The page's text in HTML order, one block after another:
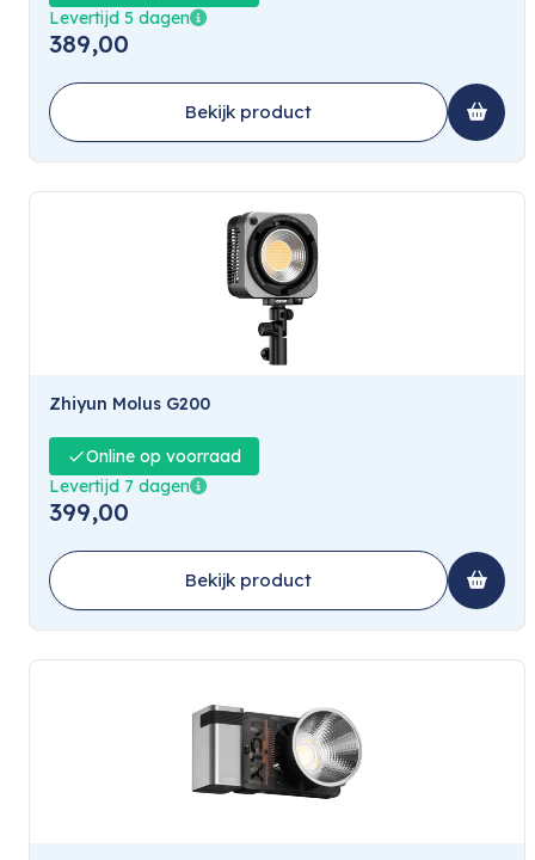
Levertijd 5 dagen
389,00
Bekijk product
Zhiyun Molus G200
Online op voorraad
Levertijd 7 dagen
399,00
Bekijk product